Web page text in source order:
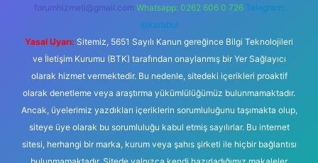
forumhizmeti@gmail.com Whatsapp: 0262 606 0 726 Telegram:
@karabul
Yasal Uyarı: Sitemiz, 5651 Sayılı Kanun gereğince Bilgi Teknolojileri
ve İletişim Kurumu (BTK) tarafından onaylanmış bir Yer Sağlayıcı
olarak hizmet vermektedir. Bu nedenle, sitedeki içerikleri proaktif
olarak denetleme veya araştırma yükümlülüğümüz bulunmamaktadır.
Ancak, üyelerimiz yazdıkları içeriklerin sorumluluğunu taşımakta olup,
siteye üye olarak bu sorumluluğu kabul etmiş sayılırlar. Bu internet
sitesi, herhangi bir marka, kurum veya şahıs şirketi ile hiçbir bağlantısı